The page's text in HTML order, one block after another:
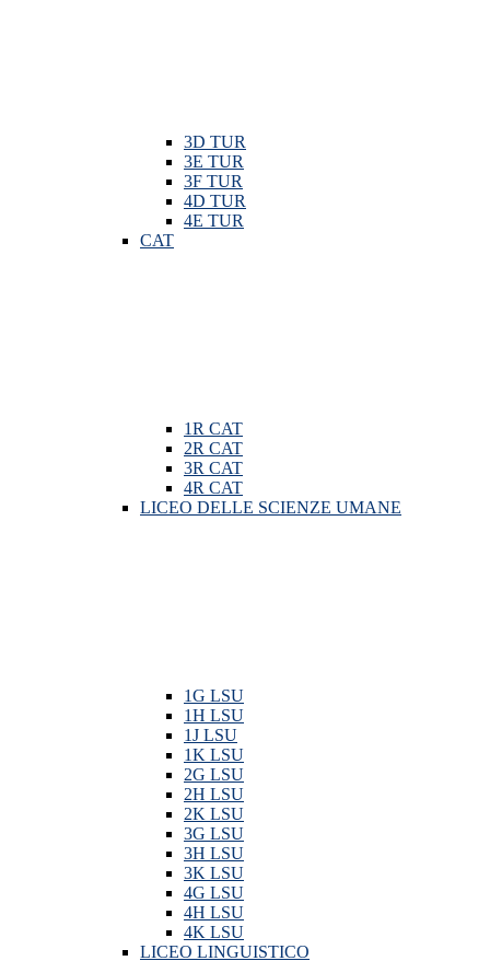
3D TUR
3E TUR
3F TUR
4D TUR
4E TUR
CAT
1R CAT
2R CAT
3R CAT
4R CAT
LICEO DELLE SCIENZE UMANE
1G LSU
1H LSU
1J LSU
1K LSU
2G LSU
2H LSU
2K LSU
3G LSU
3H LSU
3K LSU
4G LSU
4H LSU
4K LSU
LICEO LINGUISTICO